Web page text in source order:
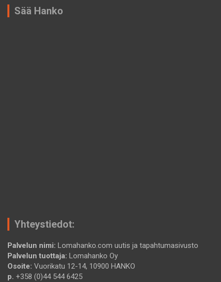
Sää Hanko
Yhteystiedot:
Palvelun nimi: Lomahanko.com uutis ja tapahtumasivusto
Palvelun tuottaja: Lomahanko Oy
Osoite: Vuorikatu 12-14, 10900 HANKO
p. +358 (0)44 544 6425